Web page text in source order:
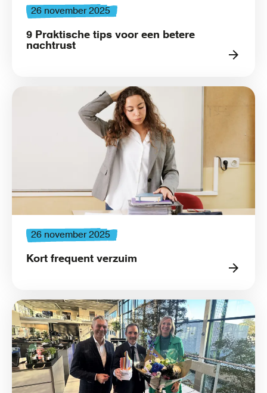
26 november 2025
9 Praktische tips voor een betere
nachtrust
26 november 2025
Kort frequent verzuim